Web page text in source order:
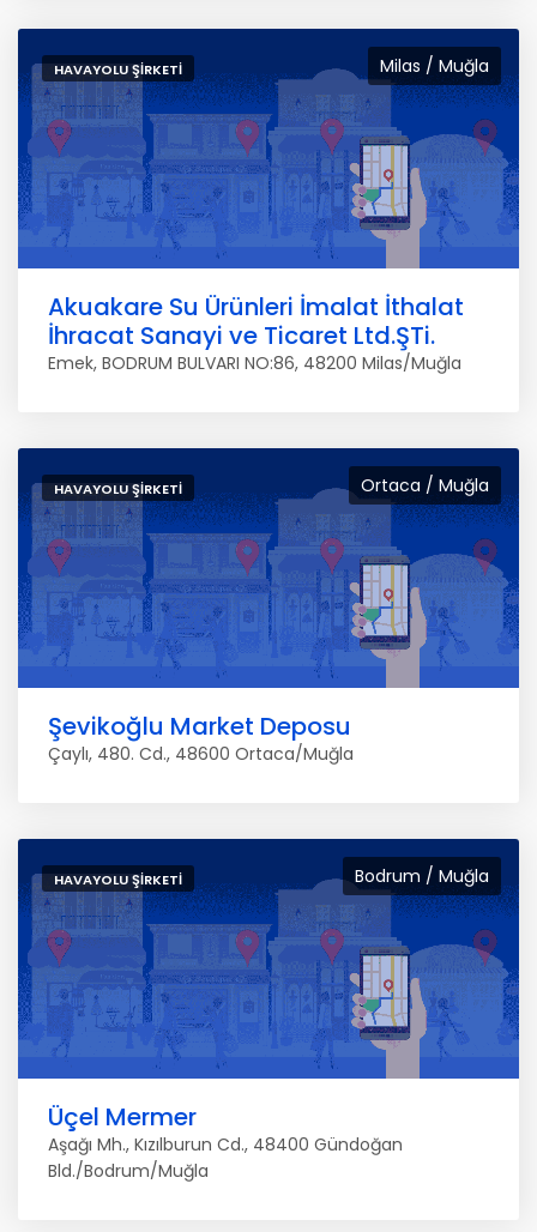
Milas / Muğla
HAVAYOLU ŞIRKETI
Akuakare Su Ürünleri İmalat İthalat
İhracat Sanayi ve Ticaret Ltd.ŞTi.
Emek, BODRUM BULVARI NO:86, 48200 Milas/Muğla
Ortaca / Muğla
HAVAYOLU ŞIRKETI
Şevikoğlu Market Deposu
Çaylı, 480. Cd., 48600 Ortaca/Muğla
Bodrum / Muğla
HAVAYOLU ŞIRKETI
Üçel Mermer
Aşağı Mh., Kızılburun Cd., 48400 Gündoğan
Bld./Bodrum/Muğla